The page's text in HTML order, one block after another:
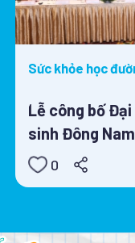
Sức khỏe học
Lễ công bố
sinh Đông
0